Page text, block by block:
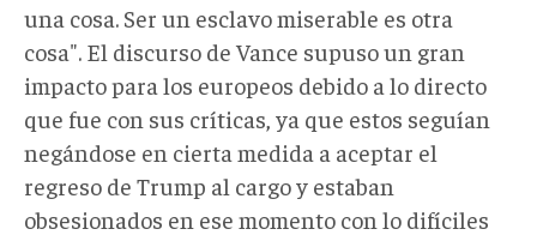
una cosa. Ser un esclavo miserable es otra
cosa". El discurso de Vance supuso un gran
impacto para los europeos debido a lo directo
que fue con sus críticas, ya que estos seguían
negándose en cierta medida a aceptar el
regreso de Trump al cargo y estaban
obsesionados en ese momento con lo difíciles